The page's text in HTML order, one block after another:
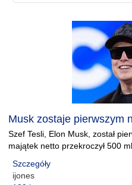
Musk zostaje pierwszym
Szef Tesli, Elon Musk, został
majątek netto przekroczył 500
Szczegóły
ijones